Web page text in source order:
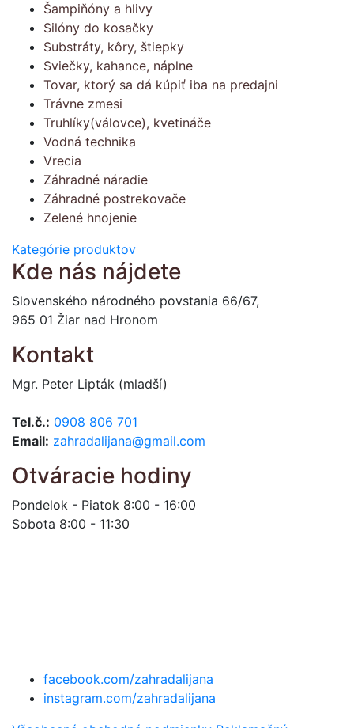
Šampiňóny a hlivy
Silóny do kosačky
Substráty, kôry, štiepky
Sviečky, kahance, náplne
Tovar, ktorý sa dá kúpiť iba na predajni
Trávne zmesi
Truhlíky(válovce), kvetináče
Vodná technika
Vrecia
Záhradné náradie
Záhradné postrekovače
Zelené hnojenie
Kategórie produktov
Kde nás nájdete
Slovenského národného povstania 66/67,
965 01 Žiar nad Hronom
Kontakt
Mgr. Peter Lipták (mladší)
Tel.č.: 0908 806 701
Email: zahradalijana@gmail.com
Otváracie hodiny
Pondelok - Piatok 8:00 - 16:00
Sobota 8:00 - 11:30
facebook.com/zahradalijana
instagram.com/zahradalijana